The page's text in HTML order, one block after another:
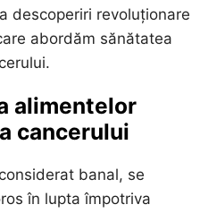
descoperiri revoluționare
abordăm sănătatea
alimentelor
cancerului
banal, se
în lupta împotriva